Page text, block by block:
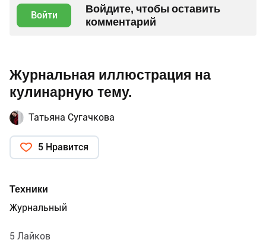
Войти
Войдите, чтобы оставить
комментарий
Журнальная иллюстрация на
кулинарную тему.
Татьяна Сугачкова
5 Нравится
Техники
Журнальный
5 Лайков